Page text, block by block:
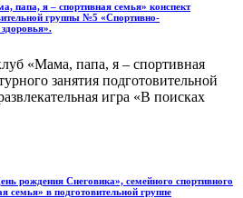
папа, я – спортивная семья» конспект
группы №5 «Спортивно-
«Мама, папа, я – спортивная
занятия подготовительной
игра «В поисках
рождения Снеговика», семейного спортивного
семья» в подготовительной группе